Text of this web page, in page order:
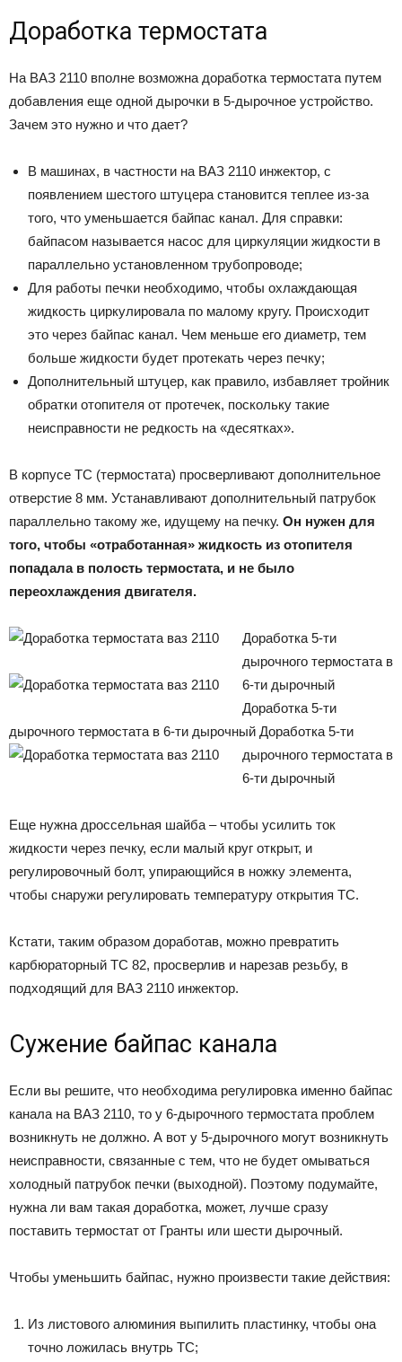
Доработка термостата
На ВАЗ 2110 вполне возможна доработка термостата путем
добавления еще одной дырочки в 5-дырочное устройство.
Зачем это нужно и что дает?
В машинах, в частности на ВАЗ 2110 инжектор, с
появлением шестого штуцера становится теплее из-за
того, что уменьшается байпас канал. Для справки:
байпасом называется насос для циркуляции жидкости в
параллельно установленном трубопроводе;
Для работы печки необходимо, чтобы охлаждающая
жидкость циркулировала по малому кругу. Происходит
это через байпас канал. Чем меньше его диаметр, тем
больше жидкости будет протекать через печку;
Дополнительный штуцер, как правило, избавляет тройник
обратки отопителя от протечек, поскольку такие
неисправности не редкость на «десятках».
В корпусе ТС (термостата) просверливают дополнительное
отверстие 8 мм. Устанавливают дополнительный патрубок
параллельно такому же, идущему на печку. Он нужен для
того, чтобы «отработанная» жидкость из отопителя
попадала в полость термостата, и не было
переохлаждения двигателя.
Доработка 5-ти
дырочного термостата в
6-ти дырочный
Доработка 5-ти
дырочного термостата в 6-ти дырочный Доработка 5-ти
дырочного термостата в
6-ти дырочный
Еще нужна дроссельная шайба – чтобы усилить ток
жидкости через печку, если малый круг открыт, и
регулировочный болт, упирающийся в ножку элемента,
чтобы снаружи регулировать температуру открытия ТС.
Кстати, таким образом доработав, можно превратить
карбюраторный ТС 82, просверлив и нарезав резьбу, в
подходящий для ВАЗ 2110 инжектор.
Сужение байпас канала
Если вы решите, что необходима регулировка именно байпас
канала на ВАЗ 2110, то у 6-дырочного термостата проблем
возникнуть не должно. А вот у 5-дырочного могут возникнуть
неисправности, связанные с тем, что не будет омываться
холодный патрубок печки (выходной). Поэтому подумайте,
нужна ли вам такая доработка, может, лучше сразу
поставить термостат от Гранты или шести дырочный.
Чтобы уменьшить байпас, нужно произвести такие действия:
Из листового алюминия выпилить пластинку, чтобы она
точно ложилась внутрь ТС;